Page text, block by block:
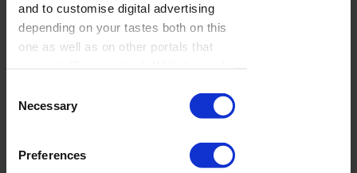
and to customise digital advertising
depending on your tastes both on this
one as well as on other portals that
cookies or third party cookies. In the
on the web
there is information on how to disable
cookies on the browser. If you want to
Selection
Necessary
Preferences
Lo bobo como excusa de diversión.
Billie Eilish ridiculiza a
Zuckerberg
Pongámonos un poco más serios en el intermedio
del Haciendo Scroll de esta semana para hablar de